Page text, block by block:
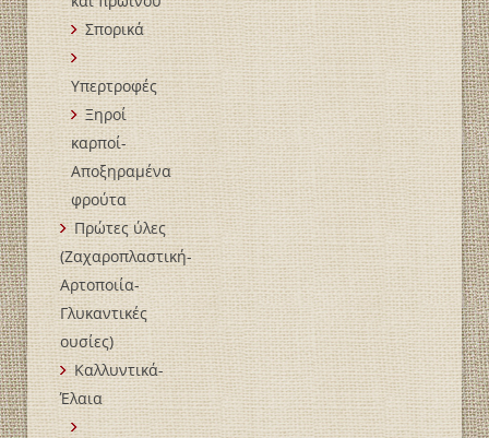
Σπορικά
Υπερτροφές
Ξηροί
καρποί-
Αποξηραμένα
φρούτα
Πρώτες ύλες
(Ζαχαροπλαστική-
Αρτοποιία-
Γλυκαντικές
ουσίες)
Καλλυντικά-
Έλαια